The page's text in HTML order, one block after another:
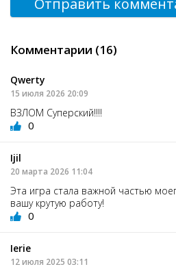
Отправить
Комментарии (16)
Qwerty
15 июля 2026 20:09
ВЗЛОМ Суперский!!!!
0
Ijil
20 марта 2026 11:04
Эта игра стала важной частью
вашу крутую работу!
0
Ierie
12 июля 2025 03:11